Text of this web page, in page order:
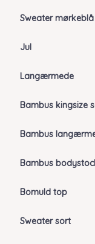
Sweater mørkeblå
Jul
Langærmede
Bambus kingsize
Bambus
Bambus
Bomuld top
Sweater sort